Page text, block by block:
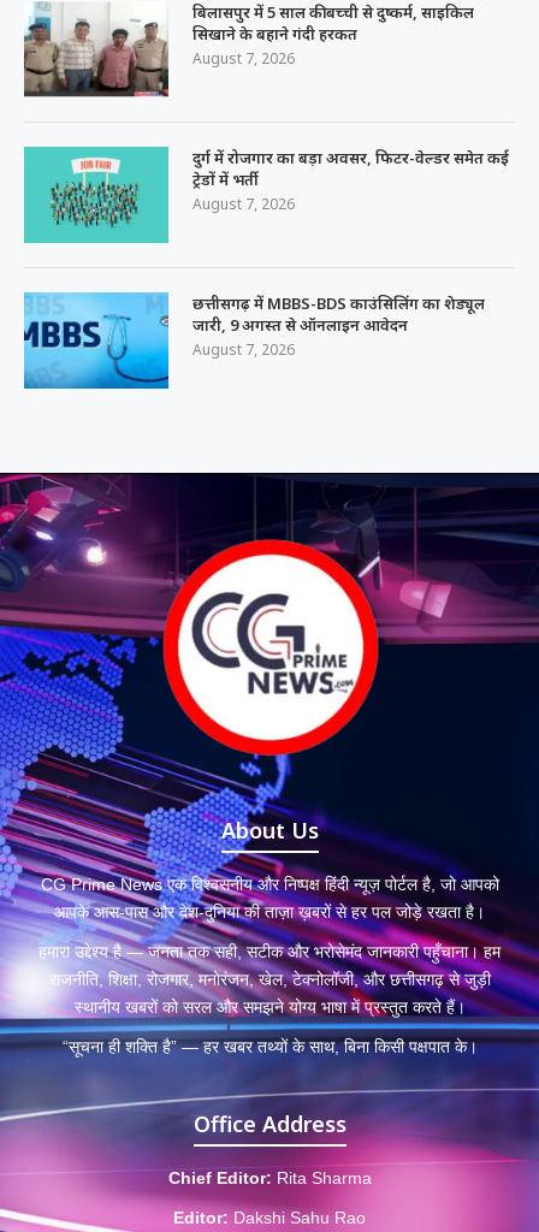
बिलासपुर में 5 साल की बच्ची से दुष्कर्म, साइकिल
सिखाने के बहाने गंदी हरकत
August 7, 2026
दुर्ग में रोजगार का बड़ा अवसर, फिटर-वेल्डर समेत कई
ट्रेडों में भर्ती
August 7, 2026
छत्तीसगढ़ में MBBS-BDS काउंसिलिंग का शेड्यूल
जारी, 9 अगस्त से ऑनलाइन आवेदन
August 7, 2026
About Us
CG Prime News एक विश्वसनीय और निष्पक्ष हिंदी न्यूज़ पोर्टल है, जो आपको
आपके आस-पास और देश-दुनिया की ताज़ा ख़बरों से हर पल जोड़े रखता है।
हमारा उद्देश्य है — जनता तक सही, सटीक और भरोसेमंद जानकारी पहुँचाना। हम
राजनीति, शिक्षा, रोजगार, मनोरंजन, खेल, टेक्नोलॉजी, और छत्तीसगढ़ से जुड़ी
स्थानीय खबरों को सरल और समझने योग्य भाषा में प्रस्तुत करते हैं।
“सूचना ही शक्ति है” — हर खबर तथ्यों के साथ, बिना किसी पक्षपात के।
Office Address
Chief Editor: Rita Sharma
Editor: Dakshi Sahu Rao